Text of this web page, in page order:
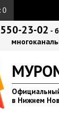
0
23-02 -
в Нижнем